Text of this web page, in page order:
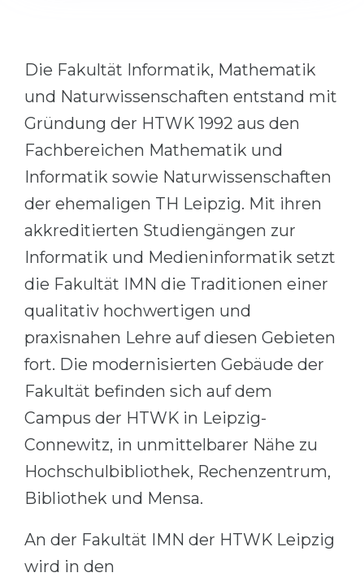
Professions
Fields of Study
Sample Vacancies
CAREER GUIDANCE
Holland Test
Success at
100%
Our students successfully enroll in
CONSULTATION!
Medicine
Engineering
Physics
Management
Other Field
WE APPLY FROM...
Russia
Ukraine
Armenia
Belarus
Other Country
BOOK A CONSULTATION
Die Fakultät Informatik, Mathematik
und Naturwissenschaften entstand mit
Gründung der HTWK 1992 aus den
Fachbereichen Mathematik und
Informatik sowie Naturwissenschaften
der ehemaligen TH Leipzig. Mit ihren
akkreditierten Studiengängen zur
Informatik und Medieninformatik setzt
die Fakultät IMN die Traditionen einer
qualitativ hochwertigen und
praxisnahen Lehre auf diesen Gebieten
fort. Die modernisierten Gebäude der
Fakultät befinden sich auf dem
Campus der HTWK in Leipzig-
Connewitz, in unmittelbarer Nähe zu
Hochschulbibliothek, Rechenzentrum,
Bibliothek und Mensa.
An der Fakultät IMN der HTWK Leipzig
wird in den